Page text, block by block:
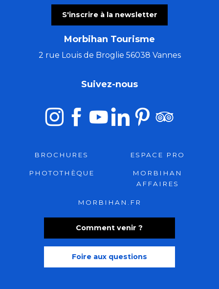
S'inscrire à la newsletter
Morbihan Tourisme
2 rue Louis de Broglie 56038 Vannes
Comment venir ?
Foire aux questions
Suivez-nous
BROCHURES ESPACE PRO
PHOTOTHÈQUE
MORBIHAN
AFFAIRES
MORBIHAN.FR